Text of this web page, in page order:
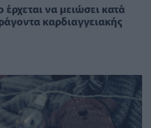
να μειώσει κατά
καρδιαγγειακής